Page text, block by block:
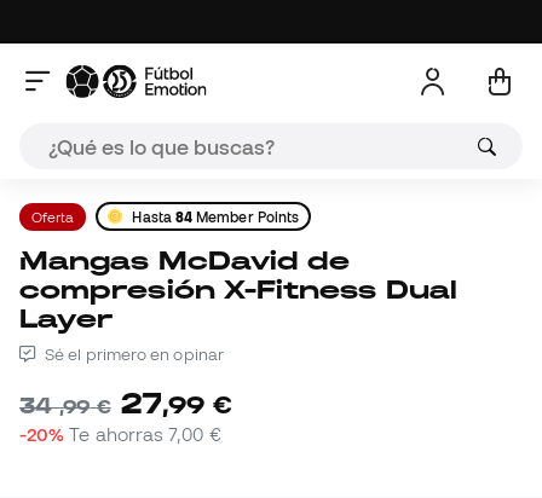
Oferta Hasta 84 Member Points
Mangas McDavid de
compresión X-Fitness Dual
Layer
Sé el primero en opinar
34,99 € 27,99 €
-20% Te ahorras7,00 €